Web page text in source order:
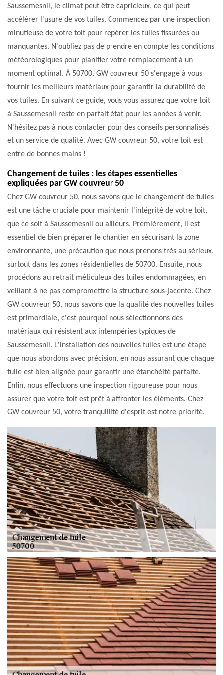
Saussemesnil, le climat peut être capricieux, ce qui peut
accélérer l'usure de vos tuiles. Commencez par une inspection
minutieuse de votre toit pour repérer les tuiles fissurées ou
manquantes. N'oubliez pas de prendre en compte les conditions
météorologiques pour planifier votre remplacement à un
moment optimal. À 50700, GW couvreur 50 s'engage à vous
fournir les meilleurs matériaux pour garantir la durabilité de
vos tuiles. En suivant ce guide, vous vous assurez que votre toit
à Saussemesnil reste en parfait état pour les années à venir.
N'hésitez pas à nous contacter pour des conseils personnalisés
et un service de qualité. Avec GW couvreur 50, votre toit est
entre de bonnes mains !
Changement de tuiles : les étapes essentielles
expliquées par GW couvreur 50
Chez GW couvreur 50, nous savons que le changement de tuiles
est une tâche cruciale pour maintenir l'intégrité de votre toit,
que ce soit à Saussemesnil ou ailleurs. Premièrement, il est
essentiel de bien préparer le chantier en sécurisant la zone
environnante, une précaution que nous prenons très au sérieux,
surtout dans les zones résidentielles de 50700. Ensuite, nous
procédons au retrait méticuleux des tuiles endommagées, en
veillant à ne pas compromettre la structure sous-jacente. Chez
GW couvreur 50, nous savons que la qualité des nouvelles tuiles
est primordiale, c'est pourquoi nous sélectionnons des
matériaux qui résistent aux intempéries typiques de
Saussemesnil. L'installation des nouvelles tuiles est une étape
que nous abordons avec précision, en nous assurant que chaque
tuile est bien alignée pour garantir une étanchéité parfaite.
Enfin, nous effectuons une inspection rigoureuse pour nous
assurer que votre toit est prêt à affronter les éléments. Chez
GW couvreur 50, votre tranquillité d'esprit est notre priorité.